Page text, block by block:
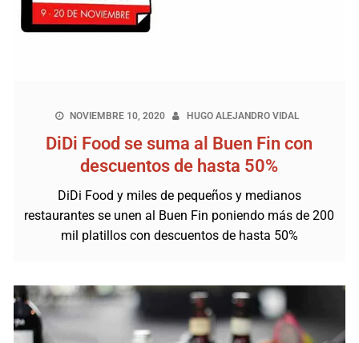
NOVIEMBRE 10, 2020 HUGO ALEJANDRO VIDAL
DiDi Food se suma al Buen Fin con
descuentos de hasta 50%
DiDi Food y miles de pequeños y medianos
restaurantes se unen al Buen Fin poniendo más de 200
mil platillos con descuentos de hasta 50%